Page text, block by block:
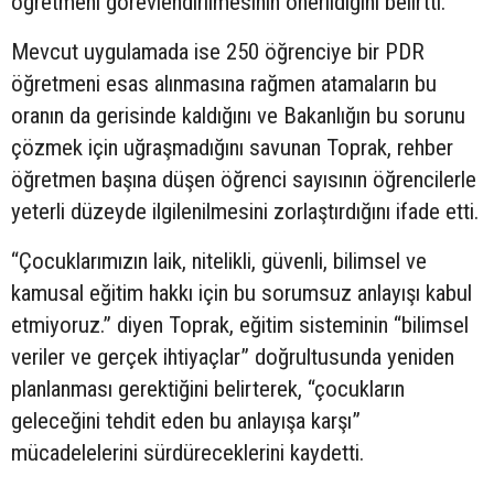
Mevcut uygulamada ise 250 öğrenciye bir PDR
öğretmeni esas alınmasına rağmen atamaların bu
oranın da gerisinde kaldığını ve Bakanlığın bu sorunu
çözmek için uğraşmadığını savunan Toprak, rehber
öğretmen başına düşen öğrenci sayısının öğrencilerle
yeterli düzeyde ilgilenilmesini zorlaştırdığını ifade etti.
“Çocuklarımızın laik, nitelikli, güvenli, bilimsel ve
kamusal eğitim hakkı için bu sorumsuz anlayışı kabul
etmiyoruz.” diyen Toprak, eğitim sisteminin “bilimsel
veriler ve gerçek ihtiyaçlar” doğrultusunda yeniden
planlanması gerektiğini belirterek, “çocukların
geleceğini tehdit eden bu anlayışa karşı”
mücadelelerini sürdüreceklerini kaydetti.